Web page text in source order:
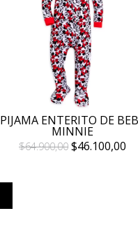
PIJAMA ENTERITO DE
MINNIE
$64.900,00 $46.100,00